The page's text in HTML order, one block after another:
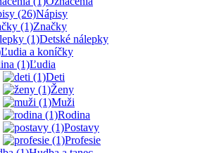
Nápisy
Značky
Detské nálepky
Ľudia a koníčky
Ľudia
Deti
Ženy
Muži
Rodina
Postavy
Profesie